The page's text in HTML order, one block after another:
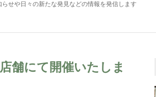
せや日々の新たな発見などの情報を発信します
舗にて開催いたしま